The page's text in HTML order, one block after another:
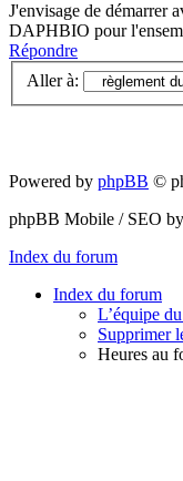
J'envisage de démarrer
DAPHBIO pour
Répondre
Aller à:
Powered by phpBB ©
phpBB Mobile / SEO by
Index du forum
Index du forum
L’équipe
Supprimer
Heures au